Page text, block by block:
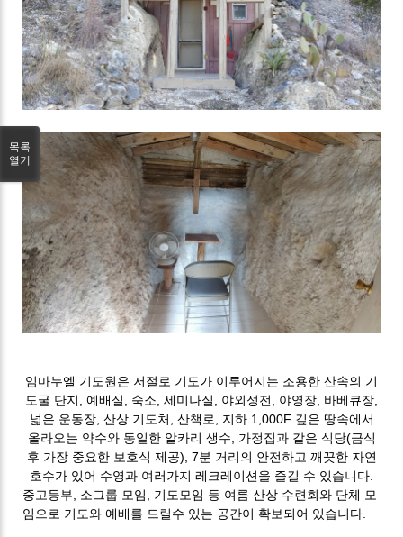
임마누엘 기도원은 저절로 기도가 이루어지는 조용한 산속의 기
도굴 단지, 예배실, 숙소, 세미나실, 야외성전, 야영장, 바베큐장,
넓은 운동장, 산상 기도처, 산책로, 지하 1,000F 깊은 땅속에서
올라오는 약수와 동일한 알카리 생수, 가정집과 같은 식당(금식
후 가장 중요한 보호식 제공), 7분 거리의 안전하고 깨끗한 자연
호수가 있어 수영과 여러가지 레크레이션을 즐길 수 있습니다.
중고등부, 소그룹 모임, 기도모임 등 여름 산상 수련회와 단체 모
임으로 기도와 예배를 드릴수 있는 공간이 확보되어 있습니다.
목록
열기